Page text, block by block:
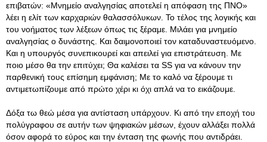
επιβατών: «Μνημείο αναλγησίας αποτελεί η απόφαση της ΠΝΟ»
λέει η ελίτ των καρχαριών θαλασσόλυκων. Το τέλος της λογικής και
του νοήματος των λέξεων όπως τις ξέραμε. Μιλάει για μνημείο
αναλγησίας ο δυνάστης. Και δαιμονοποιεί τον καταδυναστευόμενο.
Και η υπουργός συνεπικουρεί και απειλεί για επιστράτευση. Με
ποιο μέσο θα την επιτύχει; Θα καλέσει τα SS για να κάνουν την
παρθενική τους επίσημη εμφάνιση; Με το καλό να ξέρουμε τι
αντιμετωπίζουμε από πρώτο χέρι κι όχι απλά να το εικάζουμε.
Δόξα τω θεώ μέσα για αντίσταση υπάρχουν. Κι από την εποχή του
πολύγραφου σε αυτήν των ψηφιακών μέσων, έχουν αλλάξει πολλά
όσον αφορά το εύρος και την ένταση της φωνής που αντιδράει.